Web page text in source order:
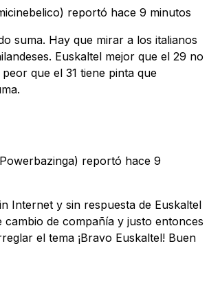
reportó hace 9 minutos
suma. Hay que mirar a los italianos
Euskaltel mejor que el 29 no
que el 31 tiene pinta que
reportó hace 9
Internet y sin respuesta de Euskaltel
cambio de compañía y justo entonces
el tema ¡Bravo Euskaltel! Buen